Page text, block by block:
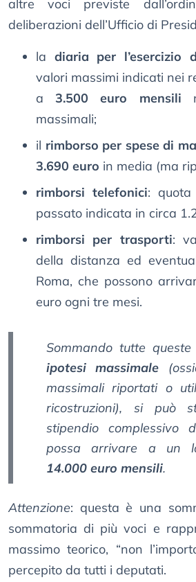
altre voci previste
deliberazioni dell’Ufficio di
la diaria per l’esercizio
valori massimi indicati nei
a3.500 euro mensili
massimali;
il rimborso per spese di
3.690 euro in media (ma
rimborsi telefonici: quota
passato indicata in circa
rimborsi per trasporti:
della distanza ed
Roma, che possono
euro ogni tre mesi.
Sommando tutte
ipotesi massimale
massimali riportati o
ricostruzioni), si può
stipendio complessivo
possa arrivare a un
14.000 euro mensili.
Attenzione: questa è una
sommatoria di più voci e
massimo teorico, “non
percepito da tutti i deputati.